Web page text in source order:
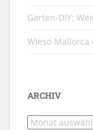
Garten-DIY:
Wieso
ARCHIV
Archiv